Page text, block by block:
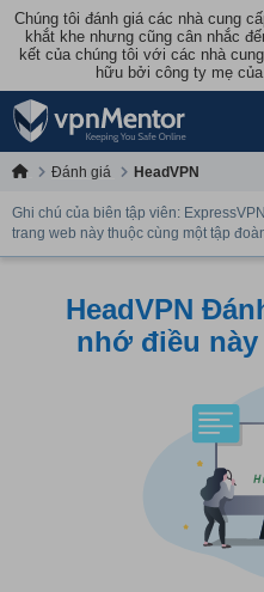
Chúng tôi đánh giá các nhà cung
khắt khe nhưng cũng cân nhắc
kết của chúng tôi với các nhà
hữu bởi công ty mẹ
Đánh giá HeadVPN
Ghi chú của biên tập viên:
trang web này thuộc cùng một tập
HeadVPN
nhớ điều